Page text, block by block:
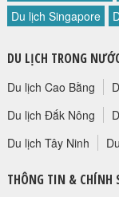
Du lịch Singapore
DU LỊCH TRONG
Du lịch Cao Bằng
Du lịch Đắk Nông
Du lịch Tây Ninh
THÔNG TIN & CHÍNH